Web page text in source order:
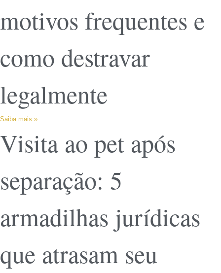
motivos frequentes e
como destravar
legalmente
Saiba mais »
Visita ao pet após
separação: 5
armadilhas jurídicas
que atrasam seu